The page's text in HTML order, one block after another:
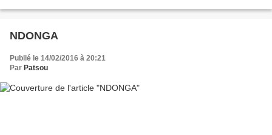
NDONGA
Publié le 14/02/2016 à 20:21
Par Patsou